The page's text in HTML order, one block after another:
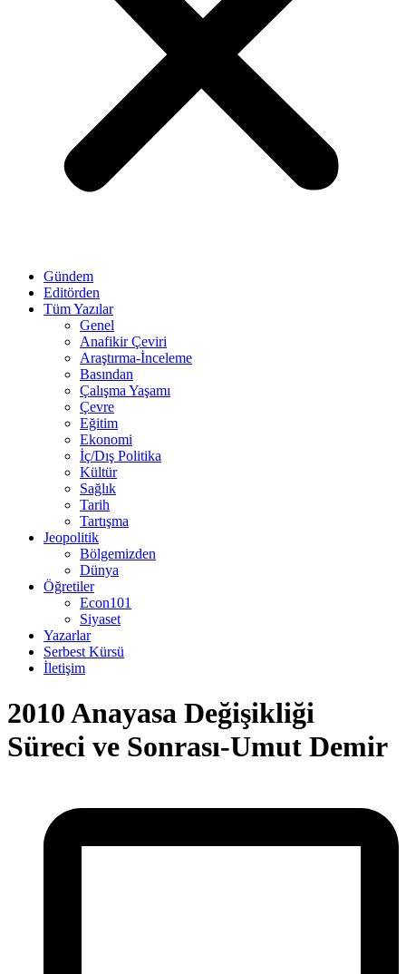
Gündem
Editörden
Tüm Yazılar
Genel
Anafikir Çeviri
Araştırma-İnceleme
Basından
Çalışma Yaşamı
Çevre
Eğitim
Ekonomi
İç/Dış Politika
Kültür
Sağlık
Tarih
Tartışma
Jeopolitik
Bölgemizden
Dünya
Öğretiler
Econ101
Siyaset
Yazarlar
Serbest Kürsü
İletişim
2010 Anayasa Değişikliği
Süreci ve Sonrası-Umut Demir